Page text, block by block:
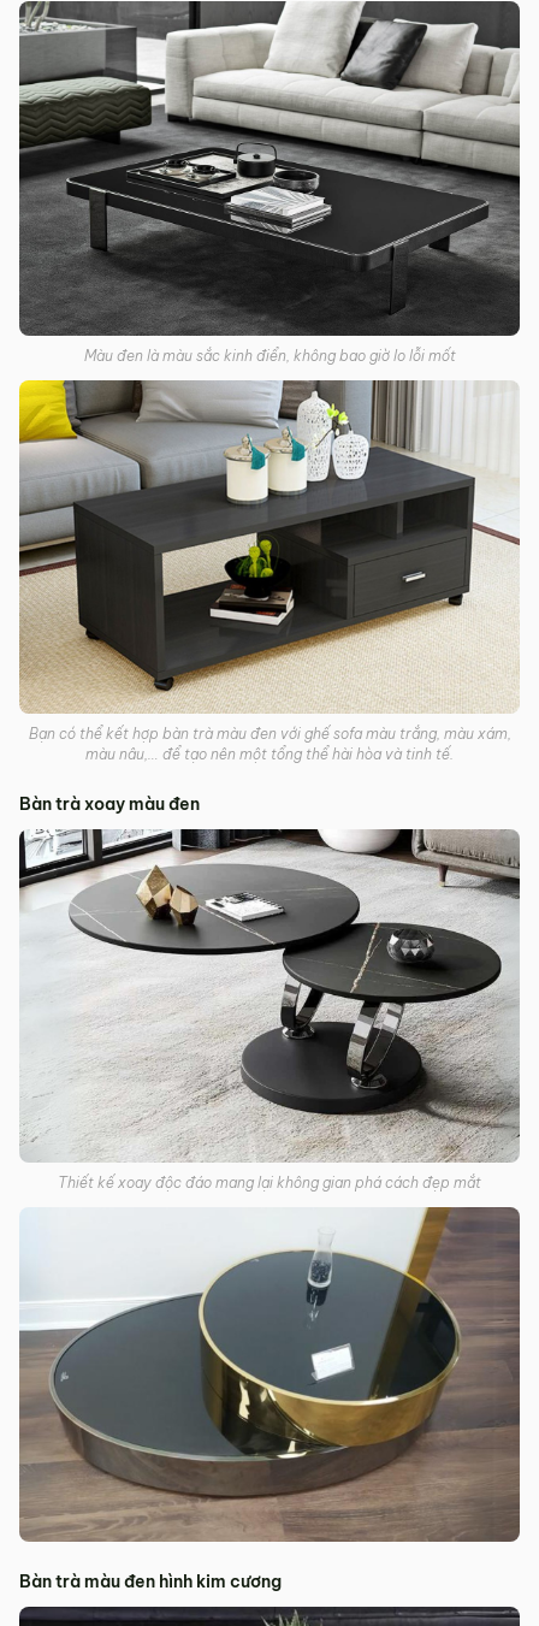
Màu đen là màu sắc kinh điển, không bao giờ lo lỗi mốt
Bạn có thể kết hợp bàn trà màu đen với ghế sofa màu trắng, màu xám,
màu nâu,… để tạo nên một tổng thể hài hòa và tinh tế.
Bàn trà xoay màu đen
Thiết kế xoay độc đáo mang lại không gian phá cách đẹp mắt
Bàn trà màu đen hình kim cương